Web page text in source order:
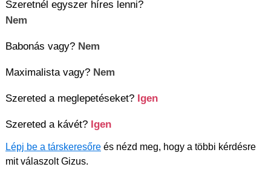
Szeretnél egyszer híres lenni?
Nem
Babonás vagy? Nem
Maximalista vagy? Nem
Szereted a meglepetéseket? Igen
Szereted a kávét? Igen
Lépj be a társkeresőre és nézd meg, hogy a többi kérdésre
mit válaszolt Gizus.